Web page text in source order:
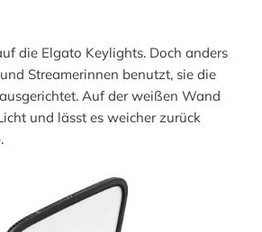
die Elgato Keylights. Doch anders
Streamerinnen benutzt, sie die
Auf der weißen Wand
und lässt es weicher zurück